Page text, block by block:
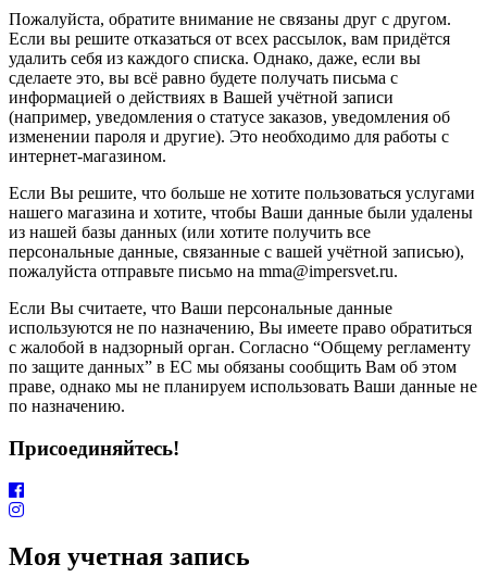
Пожалуйста, обратите внимание не связаны друг с другом.
Если вы решите отказаться от всех рассылок, вам придётся
удалить себя из каждого списка. Однако, даже, если вы
сделаете это, вы всё равно будете получать письма с
информацией о действиях в Вашей учётной записи
(например, уведомления о статусе заказов, уведомления об
изменении пароля и другие). Это необходимо для работы с
интернет-магазином.
Если Вы решите, что больше не хотите пользоваться услугами
нашего магазина и хотите, чтобы Ваши данные были удалены
из нашей базы данных (или хотите получить все
персональные данные, связанные с вашей учётной записью),
пожалуйста отправьте письмо на mma@impersvet.ru.
Если Вы считаете, что Ваши персональные данные
используются не по назначению, Вы имеете право обратиться
с жалобой в надзорный орган. Согласно “Общему регламенту
по защите данных” в ЕС мы обязаны сообщить Вам об этом
праве, однако мы не планируем использовать Ваши данные не
по назначению.
Присоединяйтесь!
Моя учетная запись